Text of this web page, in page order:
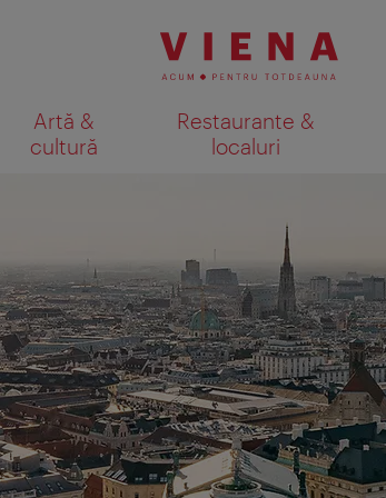
Artă &
cultură
Restaurante &
localuri